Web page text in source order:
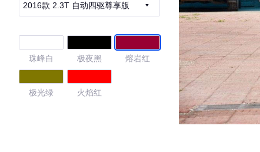
2016款 2.3T 自动四驱尊享版
珠峰白 极夜黑 熔岩红
极光绿 火焰红